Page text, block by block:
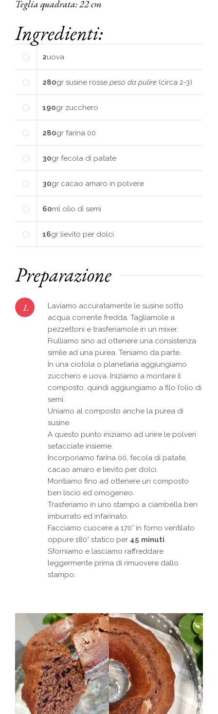
Teglia quadrata: 22 cm
Ingredienti:
2uova
280gr susine rossepeso da pulire (circa 2-3)
190gr zucchero
280gr farina 00
30gr fecola di patate
30gr cacao amaro in polvere
60ml olio di semi
16gr lievito per dolci
Preparazione
1.
Laviamo accuratamente le susine sotto
acqua corrente fredda. Tagliamole a
pezzettoni e trasferiamole in un mixer.
Frulliamo sino ad ottenere una consistenza
simile ad una purea. Teniamo da parte.
In una ciotola o planetaria aggiungiamo
zucchero e uova. Iniziamo a montare il
composto, quindi aggiungiamo a filo l’olio di
semi.
Uniamo al composto anche la purea di
susine.
A questo punto iniziamo ad unire le polveri
setacciate insieme.
Incorporiamo farina 00, fecola di patate,
cacao amaro e lievito per dolci.
Montiamo fino ad ottenere un composto
ben liscio ed omogeneo.
Trasferiamo in uno stampo a ciambella ben
imburrato ed infarinato.
Facciamo cuocere a 170° in forno ventilato
oppure 180° statico per 45 minuti.
Sforniamo e lasciamo raffreddare
leggermente prima di rimuovere dallo
stampo.